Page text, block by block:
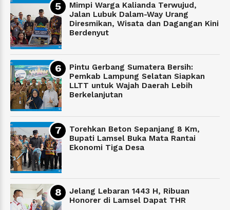
Mimpi Warga Kalianda Terwujud,
Jalan Lubuk Dalam-Way Urang
Diresmikan, Wisata dan Dagangan Kini
Berdenyut
Pintu Gerbang Sumatera Bersih:
Pemkab Lampung Selatan Siapkan
LLTT untuk Wajah Daerah Lebih
Berkelanjutan
Torehkan Beton Sepanjang 8 Km,
Bupati Lamsel Buka Mata Rantai
Ekonomi Tiga Desa
Jelang Lebaran 1443 H, Ribuan
Honorer di Lamsel Dapat THR